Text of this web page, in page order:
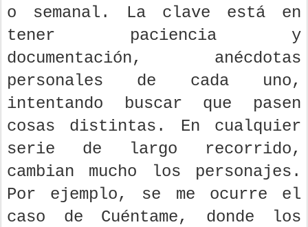
o semanal. La clave está en
tener paciencia y
documentación, anécdotas
personales de cada uno,
intentando buscar que pasen
cosas distintas. En cualquier
serie de largo recorrido,
cambian mucho los personajes.
Por ejemplo, se me ocurre el
caso de Cuéntame, donde los